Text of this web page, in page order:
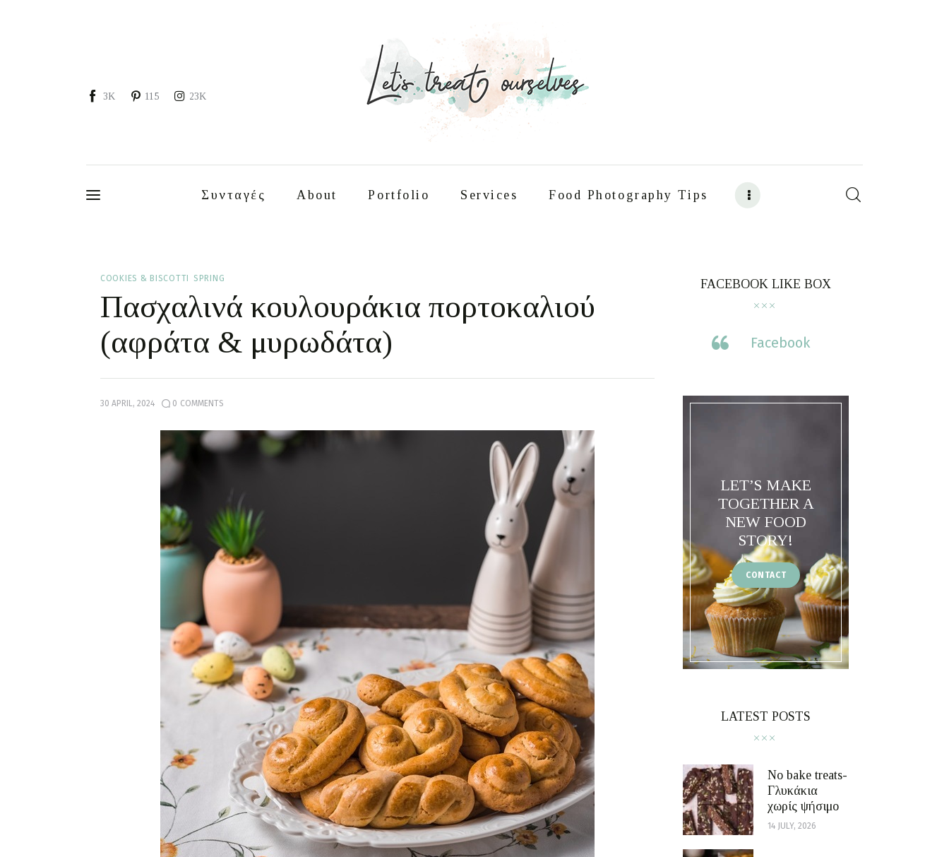
3K 115 23K
Συνταγές About Portfolio Services Food Photography Tips
COOKIES & BISCOTTI SPRING
Πασχαλινά κουλουράκια πορτοκαλιού
(αφράτα & μυρωδάτα)
30 APRIL, 2024 0 COMMENTS
FACEBOOK LIKE BOX
Facebook
LET’S MAKE
TOGETHER A
NEW FOOD
STORY!
CONTACT
LATEST POSTS
No bake treats-
Γλυκάκια
χωρίς ψήσιμο
14 JULY, 2026